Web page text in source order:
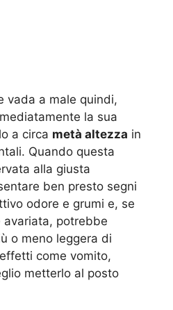
vada a male quindi,
la sua
a circa metà altezza in
Quando questa
alla giusta
ben presto segni
odore e grumi e, se
avariata, potrebbe
o meno leggera di
come vomito,
metterlo al posto